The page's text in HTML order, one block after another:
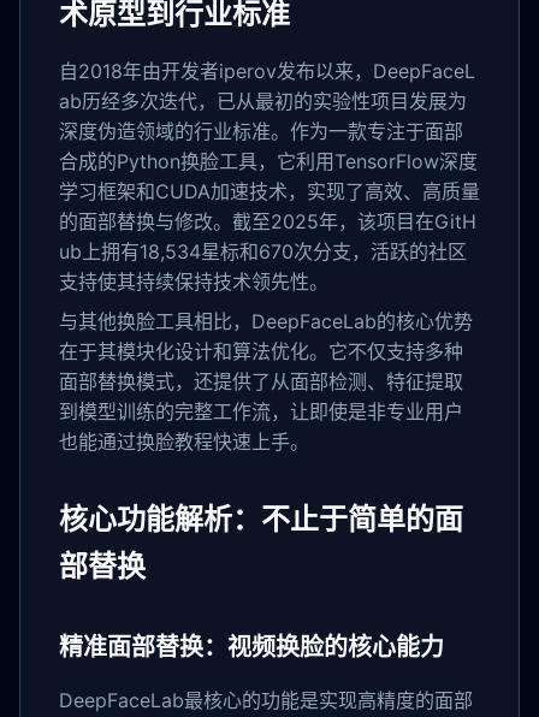
术原型到行业标准
自2018年由开发者iperov发布以来，DeepFaceL
ab历经多次迭代，已从最初的实验性项目发展为
深度伪造领域的行业标准。作为一款专注于面部
合成的Python换脸工具，它利用TensorFlow深度
学习框架和CUDA加速技术，实现了高效、高质量
的面部替换与修改。截至2025年，该项目在GitH
ub上拥有18,534星标和670次分支，活跃的社区
支持使其持续保持技术领先性。
与其他换脸工具相比，DeepFaceLab的核心优势
在于其模块化设计和算法优化。它不仅支持多种
面部替换模式，还提供了从面部检测、特征提取
到模型训练的完整工作流，让即使是非专业用户
也能通过换脸教程快速上手。
核心功能解析：不止于简单的面
部替换
精准面部替换：视频换脸的核心能力
DeepFaceLab最核心的功能是实现高精度的面部